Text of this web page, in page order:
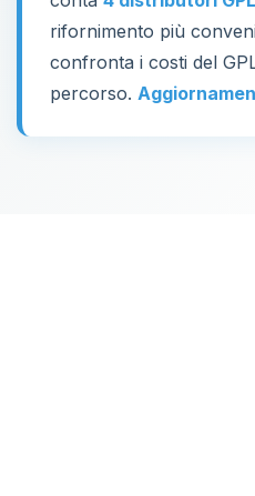
rifornimento più
confronta i costi del
percorso.